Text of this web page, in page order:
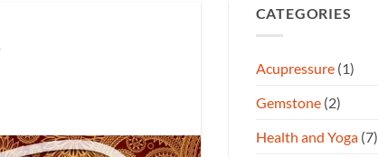
CATEGORIES
Acupressure(1)
Gemstone(2)
Health and Yoga(7)